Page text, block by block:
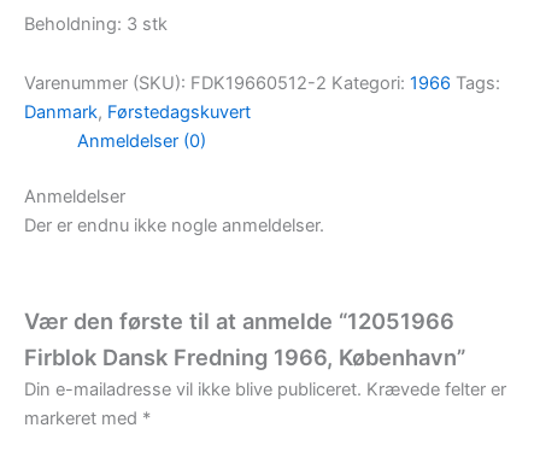
Beholdning: 3 stk
Varenummer (SKU): FDK19660512-2 Kategori: 1966 Tags:
Danmark, Førstedagskuvert
Anmeldelser (0)
Anmeldelser
Der er endnu ikke nogle anmeldelser.
Vær den første til at anmelde “12051966
Firblok Dansk Fredning 1966, København”
Din e-mailadresse vil ikke blive publiceret. Krævede felter er
markeret med *